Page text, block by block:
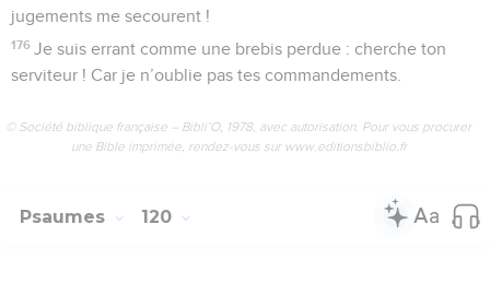
jugements me secourent !
176 Je suis errant comme une brebis perdue : cherche ton
serviteur ! Car je n’oublie pas tes commandements.
© Société biblique française – Bibli’O, 1978, avec autorisation. Pour vous procurer
une Bible imprimée, rendez-vous sur www.editionsbiblio.fr
Psaumes 120